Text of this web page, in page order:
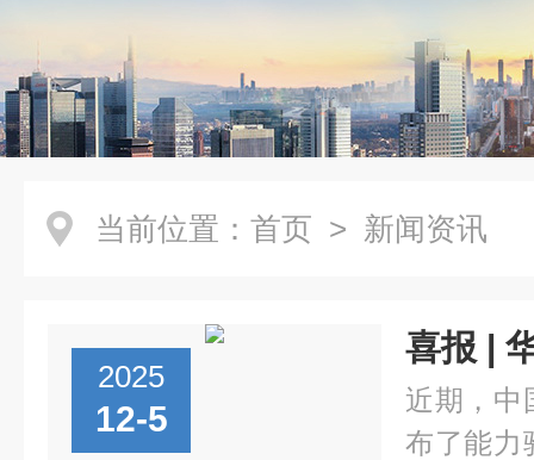
当前位置： 首页 > 新闻资讯
2025
12-5
近期，中
布了能力